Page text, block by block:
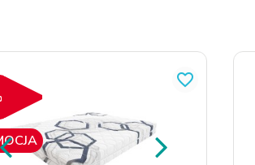
favorite_border